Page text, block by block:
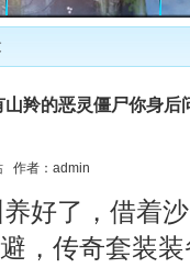
山羚的恶灵僵尸你身后
作者：admin
好了，借着
，传奇套装